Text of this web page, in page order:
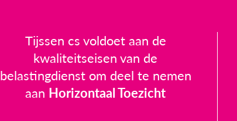
Tijssen cs voldoet aan de
kwaliteitseisen van de
belastingdienst om deel te nemen
aan Horizontaal Toezicht